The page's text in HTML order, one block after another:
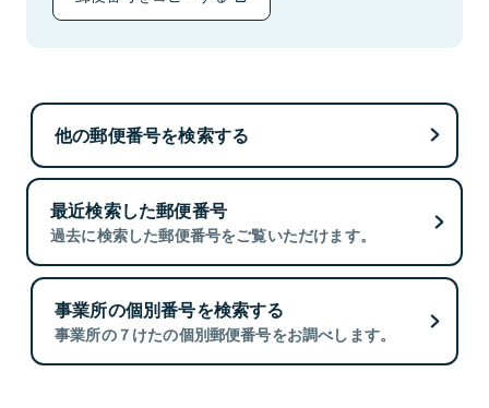
他の郵便番号を検索する
最近検索した郵便番号
過去に検索した郵便番号をご覧いただけます。
事業所の個別番号を検索する
事業所の７けたの個別郵便番号をお調べします。